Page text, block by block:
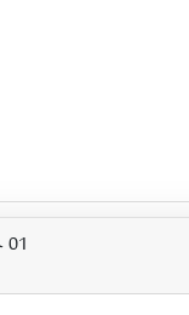
01 جنوری 1926 ۔ 05 اگست 1982